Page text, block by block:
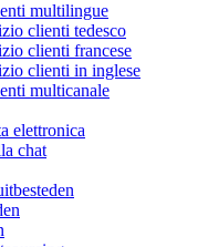
multilingue
clienti tedesco
clienti francese
clienti in inglese
multicanale
elettronica
chat